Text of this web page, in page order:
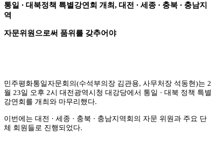
통일 · 대북정책 특별강연회 개최, 대전 · 세종 · 충북 · 충남지
역
자문위원으로써 품위를 갖추어야
민주평화통일자문회의(수석부의장 김관용, 사무처장 석동현)는 2
월 23일 오후 2시 대전광역시청 대강당에서 통일 · 대북 정책 특별
강연회를 개최와 마무리했다.
이번에는 대전 · 세종 · 충북 · 충남지역회의 자문 위원과 주요 단
체 회원들로 진행되었다.